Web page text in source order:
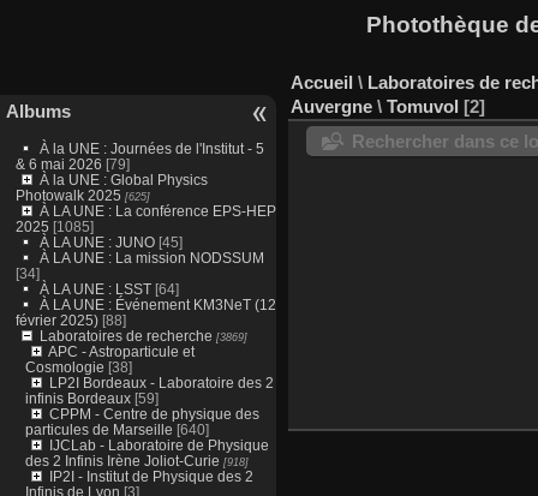
Photothèque
Albums
À la UNE : Journées de l'Institut - 5
& 6 mai 2026 [79]
À la UNE : Global Physics
Photowalk 2025 [625]
À LA UNE : La conférence EPS-HEP
2025 [1085]
À LA UNE : JUNO [45]
À LA UNE : La mission NODSSUM
[34]
À LA UNE : LSST[64]
À LA UNE : Événement KM3NeT (12
février 2025)[88]
Laboratoires de recherche [3869]
APC - Astroparticule et
Cosmologie [38]
LP2I Bordeaux - Laboratoire des 2
infinis Bordeaux[59]
CPPM - Centre de physique des
particules de Marseille [640]
IJCLab - Laboratoire de Physique
des 2 Infinis Irène Joliot-Curie [918]
IP2I - Institut de Physique des 2
Infinis de Lyon [3]
Accueil \ Laboratoires de
Auvergne \ Tomuvol 2
Rechercher dans ce